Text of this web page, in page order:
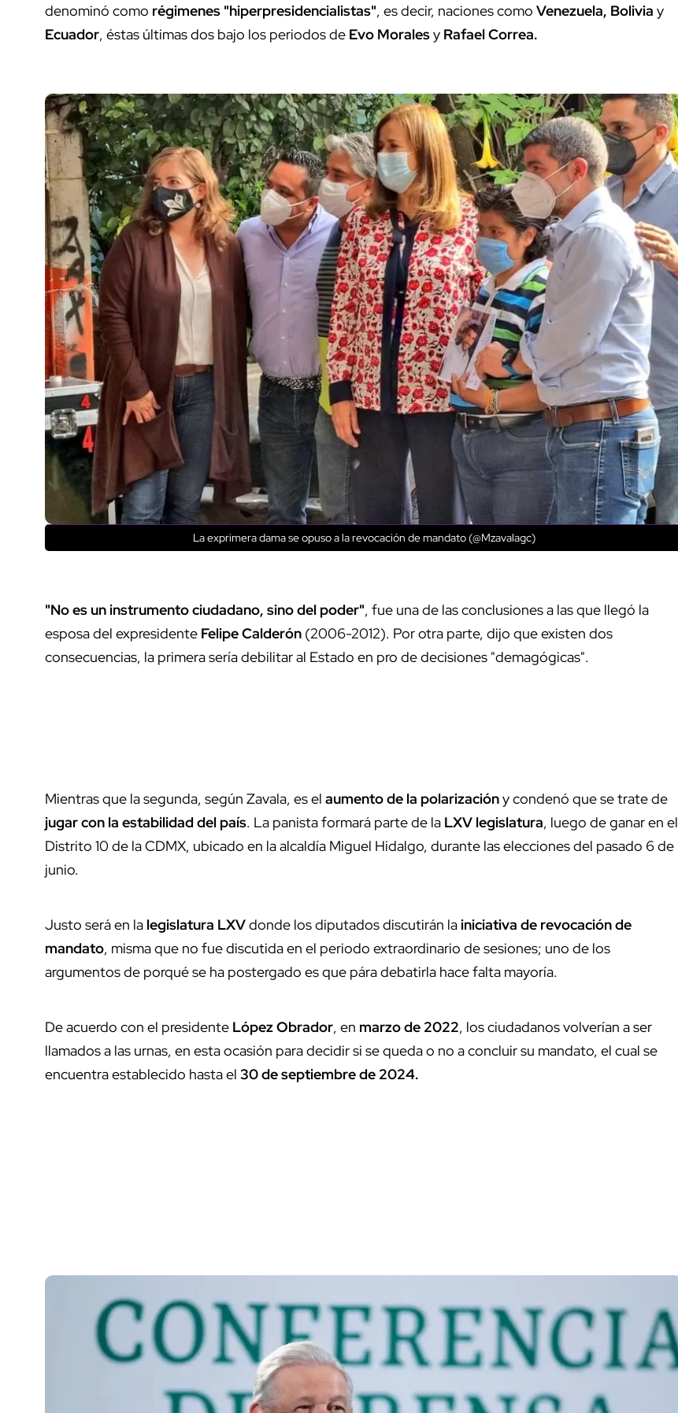
denominó como régimenes "hiperpresidencialistas", es decir, naciones como Venezuela, Bolivia y
Ecuador, éstas últimas dos bajo los periodos de Evo Moralesy Rafael Correa.
La exprimera dama se opuso a la revocación de mandato (@Mzavalagc)
"No es un instrumento ciudadano, sino del poder", fue una de las conclusiones a las que llegó la
esposa del expresidente Felipe Calderón (2006-2012). Por otra parte, dijo que existen dos
consecuencias, la primera sería debilitar al Estado en pro de decisiones "demagógicas".
Mientras que la segunda, según Zavala, es el aumento de la polarizacióny condenó que se trate de
jugar con la estabilidad del país. La panista formará parte de la LXV legislatura, luego de ganar en el
Distrito 10 de la CDMX, ubicado en la alcaldía Miguel Hidalgo, durante las elecciones del pasado 6 de
junio.
Justo será en la legislatura LXVdonde los diputados discutirán lainiciativa de revocación de
mandato, misma que no fue discutida en el periodo extraordinario de sesiones; uno de los
argumentos de porqué se ha postergado es que pára debatirla hace falta mayoría.
De acuerdo con el presidente López Obrador, en marzo de 2022, los ciudadanos volverían a ser
llamados a las urnas, en esta ocasión para decidir si se queda o no a concluir su mandato, el cual se
encuentra establecido hasta el 30 de septiembre de 2024.